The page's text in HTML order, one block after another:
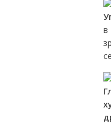
в